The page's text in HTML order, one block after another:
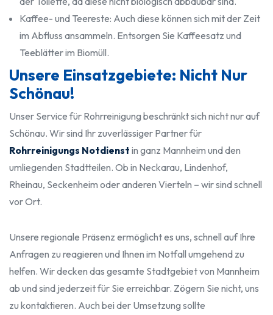
Kaffee- und Teereste: Auch diese können sich mit der Zeit
im Abfluss ansammeln. Entsorgen Sie Kaffeesatz und
Teeblätter im Biomüll.
Unsere Einsatzgebiete: Nicht Nur
Schönau!
Unser Service für Rohrreinigung beschränkt sich nicht nur auf
Schönau. Wir sind Ihr zuverlässiger Partner für
Rohrreinigungs Notdienst in ganz Mannheim und den
umliegenden Stadtteilen. Ob in Neckarau, Lindenhof,
Rheinau, Seckenheim oder anderen Vierteln – wir sind schnell
vor Ort.
Unsere regionale Präsenz ermöglicht es uns, schnell auf Ihre
Anfragen zu reagieren und Ihnen im Notfall umgehend zu
helfen. Wir decken das gesamte Stadtgebiet von Mannheim
ab und sind jederzeit für Sie erreichbar. Zögern Sie nicht, uns
zu kontaktieren. Auch bei der Umsetzung sollte